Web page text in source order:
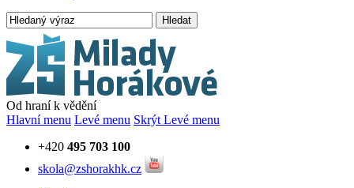
Hledat
Od hraní k vědění
Hlavní menu Levé menu Skrýt Levé menu
+420 495 703 100
skola@zshorakhk.cz